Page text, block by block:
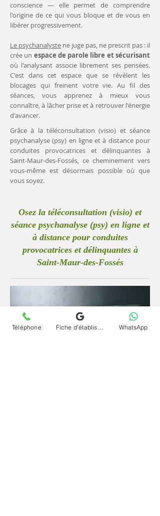
conscience — elle permet de comprendre
l'origine de ce qui vous bloque et de vous en
libérer progressivement.
Le psychanalyste ne juge pas, ne prescrit pas : il
crée un espace de parole libre et sécurisant
où l'analysant associe librement ses pensées.
C'est dans cet espace que se révèlent les
blocages qui freinent votre vie. Au fil des
séances, vous apprenez à mieux vous
connaître, à lâcher prise et à retrouver l'énergie
d'avancer.
Grâce à la téléconsultation (visio) et séance
psychanalyse (psy) en ligne et à distance pour
conduites provocatrices et délinquantes à
Saint-Maur-des-Fossés, ce cheminement vers
vous-même est désormais possible où que
vous soyez.
Osez la téléconsultation (visio) et
séance psychanalyse (psy) en ligne et
à distance pour conduites
provocatrices et délinquantes à
Saint-Maur-des-Fossés
Téléphone WhatsApp